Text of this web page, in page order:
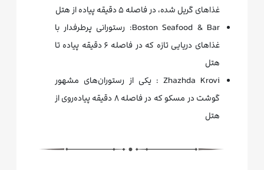
غذاهای گریل شده، در فاصله ۵ دقیقه پیاده از هتل
Boston Seafood & Bar: رستورانی پرطرفدار با
غذاهای دریایی تازه که در فاصله ۶ دقیقه پیاده تا
هتل
Zhazhda Krovi : یکی از رستوران‌های مشهور
گوشت در مسکو که در فاصله ۸ دقیقه پیاده‌روی از
هتل